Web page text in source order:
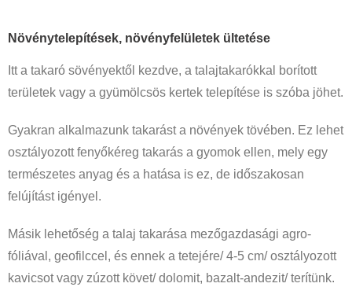
Növénytelepítések, növényfelületek ültetése
Itt a takaró sövényektől kezdve, a talajtakarókkal borított
területek vagy a gyümölcsös kertek telepítése is szóba jöhet.
Gyakran alkalmazunk takarást a növények tövében. Ez lehet
osztályozott fenyőkéreg takarás a gyomok ellen, mely egy
természetes anyag és a hatása is ez, de időszakosan
felújítást igényel.
Másik lehetőség a talaj takarása mezőgazdasági agro-
fóliával, geofilccel, és ennek a tetejére/ 4-5 cm/ osztályozott
kavicsot vagy zúzott követ/ dolomit, bazalt-andezit/ terítünk.